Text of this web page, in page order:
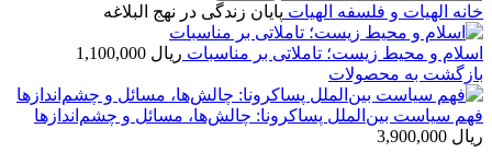
خانه الهیات و فلسفه الهيات پایان زندگی در نهج البلاغه
اسلام و محیط زیست؛ تاملاتی بر مناسبات ریال
بازگشت به محصولات
فهم سیاست بین‌الملل پساکرونا: چالش‌ها، مسائل و چشم‌اندازها
ریال